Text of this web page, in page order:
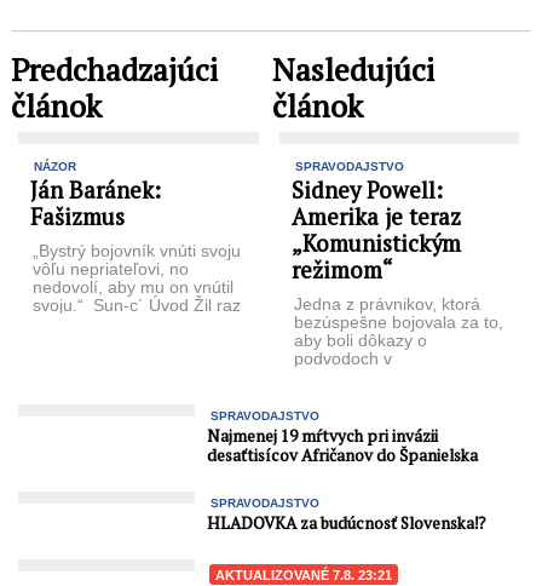
Predchadzajúci
článok
NÁZOR
Ján Baránek:
Fašizmus
„Bystrý bojovník vnúti svoju
vôľu nepriateľovi, no
nedovolí, aby mu on vnútil
svoju.“ Sun-c´ Úvod Žil raz
Nasledujúci
článok
SPRAVODAJSTVO
Sidney Powell:
Amerika je teraz
„Komunistickým
režimom“
Jedna z právnikov, ktorá
bezúspešne bojovala za to,
aby boli dôkazy o
podvodoch v
SPRAVODAJSTVO
Najmenej 19 mŕtvych pri invázii
desaťtisícov Afričanov do Španielska
SPRAVODAJSTVO
HLADOVKA za budúcnosť Slovenska⁉️
AKTUALIZOVANÉ 7.8. 23:21